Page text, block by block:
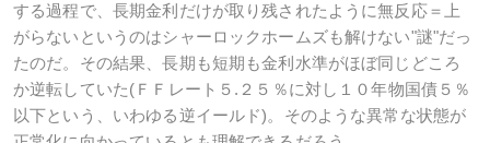
する過程で、長期金利だけが取り残されたように無反応＝上
がらないというのはシャーロックホームズも解けない"謎"だっ
たのだ。その結果、長期も短期も金利水準がほぼ同じどころ
か逆転していた(ＦＦレート５.２５％に対し１０年物国債５％
以下という、いわゆる逆イールド)。そのような異常な状態が